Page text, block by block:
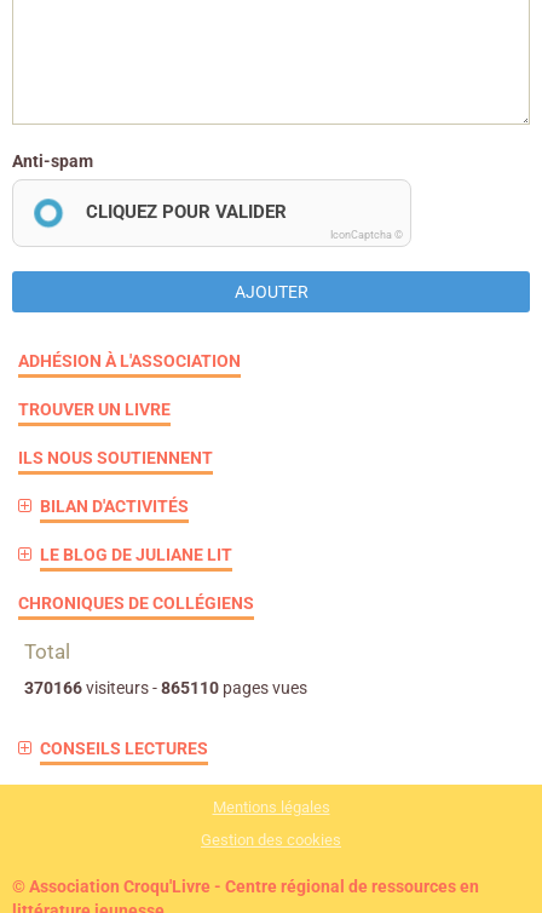
Anti-spam
CLIQUEZ POUR VALIDER
IconCaptcha ©
AJOUTER
ADHÉSION À L'ASSOCIATION
TROUVER UN LIVRE
ILS NOUS SOUTIENNENT
BILAN D'ACTIVITÉS
LE BLOG DE JULIANE LIT
CHRONIQUES DE COLLÉGIENS
Total
370166visiteurs -865110 pages vues
CONSEILS LECTURES
Mentions légales
Gestion des cookies
© Association Croqu'Livre - Centre régional de ressources en